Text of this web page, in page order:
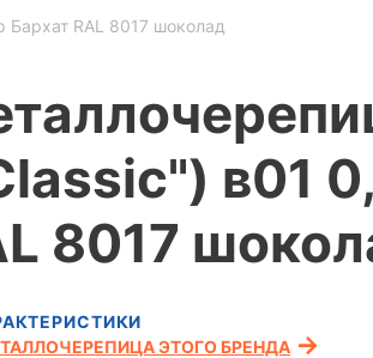
RAL 8017 шоколад
в01
8017
ЭТОГО БРЕНДА